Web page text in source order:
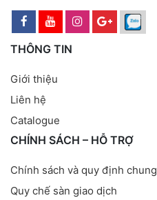
THÔNG TIN
Giới thiệu
Liên hệ
Catalogue
CHÍNH SÁCH – HỖ TRỢ
Chính sách và quy định chung
Quy chế sàn giao dịch